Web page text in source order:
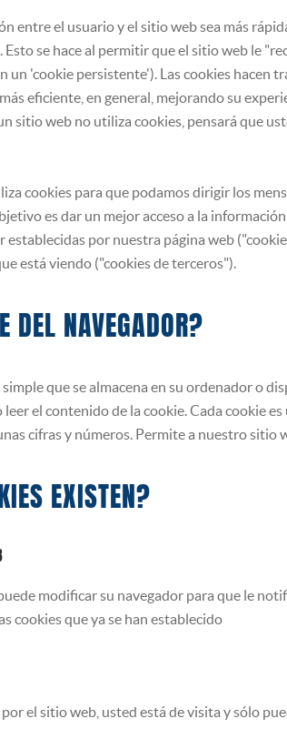
entre el usuario y el sitio web sea más
se hace al permitir que el sitio web le
un 'cookie persistente'). Las cookies hacen
eficiente, en general, mejorando su
sitio web no utiliza cookies, pensará que
cookies para que podamos dirigir los
es dar un mejor acceso a la
establecidas por nuestra página web
está viendo ("cookies de terceros").
DEL NAVEGADOR?
que se almacena en su ordenador o
el contenido de la cookie. Cada cookie
cifras y números. Permite a nuestro sitio
EXISTEN?
modificar su navegador para que le
cookies que ya se han establecido
el sitio web, usted está de visita y sólo